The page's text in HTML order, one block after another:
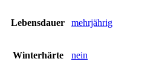
Lebensdauer mehrjährig
Winterhärte nein